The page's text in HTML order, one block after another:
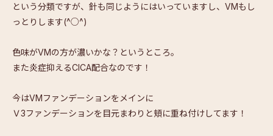
という分類ですが、針も同じようにはいっていますし、VMもし
っとりします(^○^)
色味がVMの方が濃いかな？というところ。
また炎症抑えるCICA配合なのです！
今はVMファンデーションをメインに
Ｖ3ファンデーションを目元まわりと頬に重ね付けしてます！